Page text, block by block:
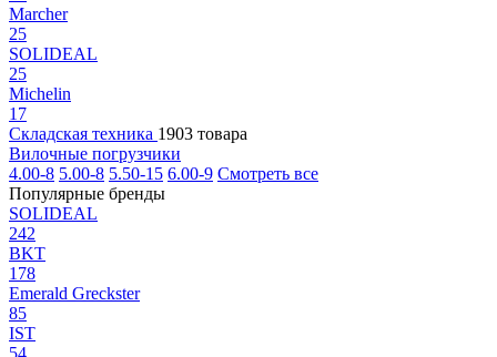
Marcher
25
SOLIDEAL
25
Michelin
17
Складская техника 1903 товара
Вилочные погрузчики
4.00-8 5.00-8 5.50-15 6.00-9 Смотреть все
Популярные бренды
SOLIDEAL
242
BKT
178
Emerald Greckster
85
IST
54